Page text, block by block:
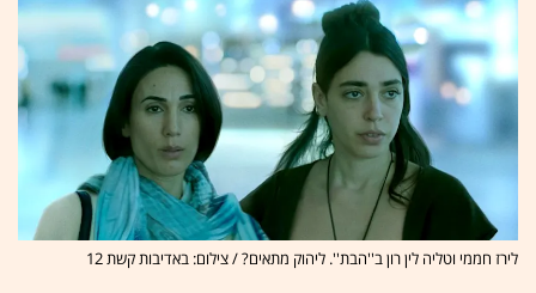
לירז חממי וטליה לין רון ב''הבת''. ליהוק מתאים? / צילום: באדיבות קשת 12